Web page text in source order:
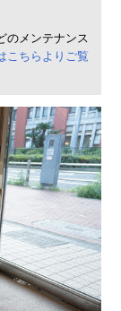
のメンテナンス
こちらよりご覧